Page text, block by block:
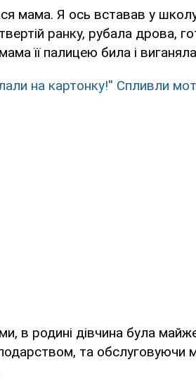
мама. Я ось вставав у
ранку, рубала дрова,
її палицею била і
на картонку!'' Спливли
в родині дівчина була
та обслуговуючи